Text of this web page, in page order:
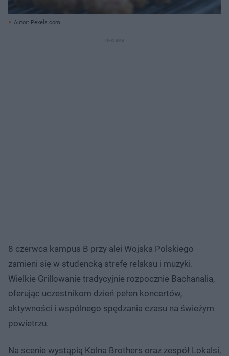
Autor: Pexels.com
8 czerwca kampus B przy alei Wojska Polskiego
zamieni się w studencką strefę relaksu i muzyki.
Wielkie Grillowanie tradycyjnie rozpocznie Bachanalia,
oferując uczestnikom dzień pełen koncertów,
aktywności i wspólnego spędzania czasu na świeżym
powietrzu.
Na scenie wystąpią Kolna Brothers oraz zespół Lokalsi,